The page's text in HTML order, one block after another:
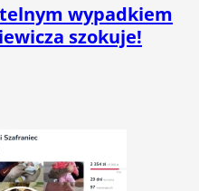
wypadkiem
szokuje!